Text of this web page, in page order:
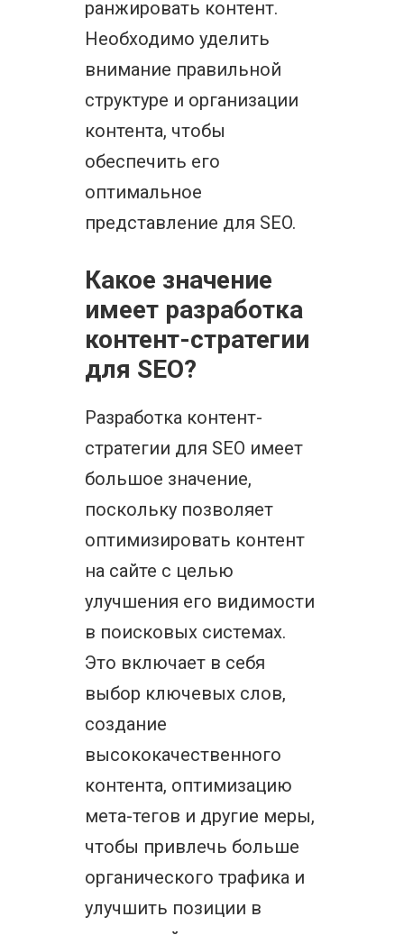
ранжировать контент.
Необходимо уделить
внимание правильной
структуре и организации
контента, чтобы
обеспечить его
оптимальное
представление для SEO.
Какое значение
имеет разработка
контент-стратегии
для SEO?
Разработка контент-
стратегии для SEO имеет
большое значение,
поскольку позволяет
оптимизировать контент
на сайте с целью
улучшения его видимости
в поисковых системах.
Это включает в себя
выбор ключевых слов,
создание
высококачественного
контента, оптимизацию
мета-тегов и другие меры,
чтобы привлечь больше
органического трафика и
улучшить позиции в